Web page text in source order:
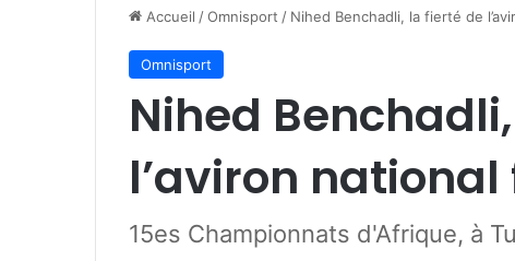
Accueil /Omnisport / Nihed Benchadli, la fierté de
Omnisport
Nihed
l’aviron
15es Championnats d'Afrique, à